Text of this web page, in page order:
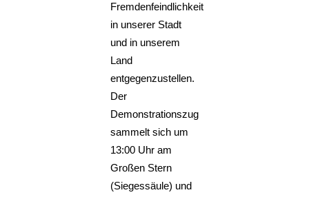
Fremdenfeindlichkeit
in unserer Stadt
und in unserem
Land
entgegenzustellen.
Der
Demonstrationszug
sammelt sich um
13:00 Uhr am
Großen Stern
(Siegessäule) und